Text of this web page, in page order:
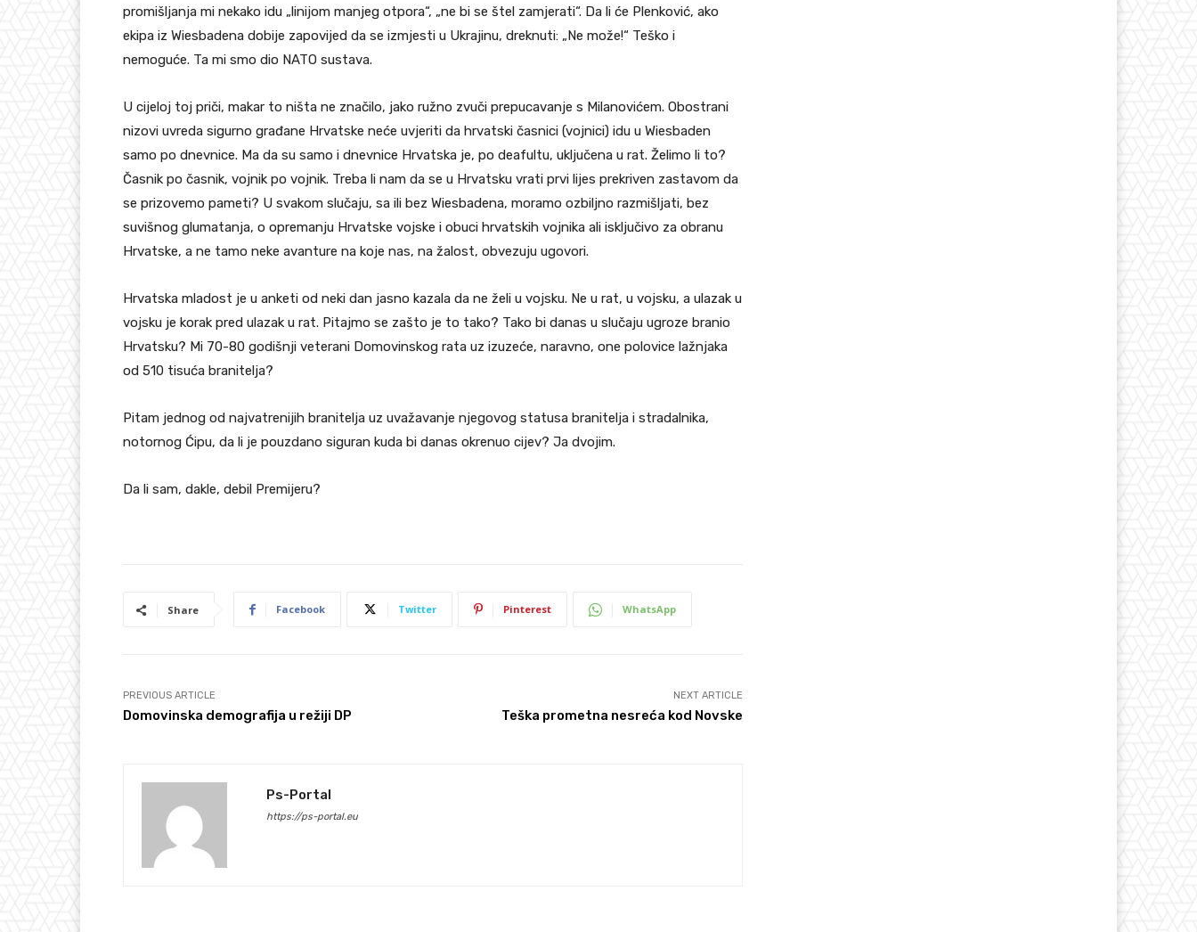
promišljanja mi nekako idu „linijom manjeg otpora“, „ne bi se štel zamjerati“. Da li će Plenković, ako
ekipa iz Wiesbadena dobije zapovijed da se izmjesti u Ukrajinu, dreknuti: „Ne može!“ Teško i
nemoguće. Ta mi smo dio NATO sustava.
U cijeloj toj priči, makar to ništa ne značilo, jako ružno zvuči prepucavanje s Milanovićem. Obostrani
nizovi uvreda sigurno građane Hrvatske neće uvjeriti da hrvatski časnici (vojnici) idu u Wiesbaden
samo po dnevnice. Ma da su samo i dnevnice Hrvatska je, po deafultu, uključena u rat. Želimo li to?
Časnik po časnik, vojnik po vojnik. Treba li nam da se u Hrvatsku vrati prvi lijes prekriven zastavom da
se prizovemo pameti? U svakom slučaju, sa ili bez Wiesbadena, moramo ozbiljno razmišljati, bez
suvišnog glumatanja, o opremanju Hrvatske vojske i obuci hrvatskih vojnika ali isključivo za obranu
Hrvatske, a ne tamo neke avanture na koje nas, na žalost, obvezuju ugovori.
Hrvatska mladost je u anketi od neki dan jasno kazala da ne želi u vojsku. Ne u rat, u vojsku, a ulazak u
vojsku je korak pred ulazak u rat. Pitajmo se zašto je to tako? Tako bi danas u slučaju ugroze branio
Hrvatsku? Mi 70-80 godišnji veterani Domovinskog rata uz izuzeće, naravno, one polovice lažnjaka
od 510 tisuća branitelja?
Pitam jednog od najvatrenijih branitelja uz uvažavanje njegovog statusa branitelja i stradalnika,
notornog Ćipu, da li je pouzdano siguran kuda bi danas okrenuo cijev? Ja dvojim.
Da li sam, dakle, debil Premijeru?
Share Facebook Twitter Pinterest WhatsApp
PREVIOUS ARTICLE
Domovinska demografija u režiji DP
NEXT ARTICLE
Teška prometna nesreća kod Novske
Ps-Portal
https://ps-portal.eu